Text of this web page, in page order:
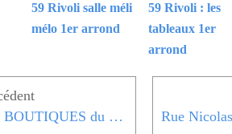
59 Rivoli salle méli
mélo 1er arrond
59 Rivoli : les
tableaux 1er
arrond
Le NOM des BOUTIQUES du 2eme arrond